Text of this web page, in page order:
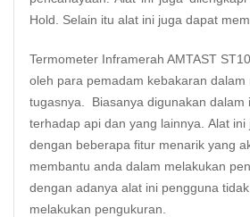
Hold. Selain itu alat ini juga dapat
Termometer Inframerah AMTAST
oleh para pemadam kebakaran dalam
tugasnya. Biasanya digunakan dalam
terhadap api dan yang lainnya. Alat ini
dengan beberapa fitur menarik yang
membantu anda dalam melakukan
dengan adanya alat ini pengguna
melakukan pengukuran.